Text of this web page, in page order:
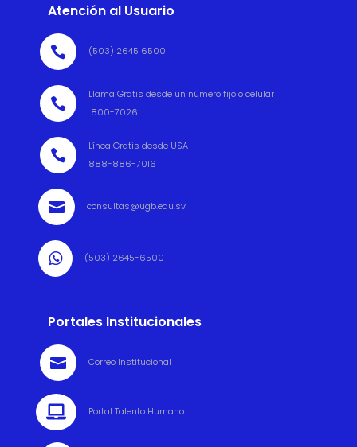
Atención al Usuario
 (503) 2645 6500

Llama Gratis desde un número fijo o celular
800-7026

Línea Gratis desde USA
888-886-7016
 consultas@ugb.edu.sv
 (503) 2645-6500
Portales Institucionales
 Correo Institucional
 Portal Talento Humano